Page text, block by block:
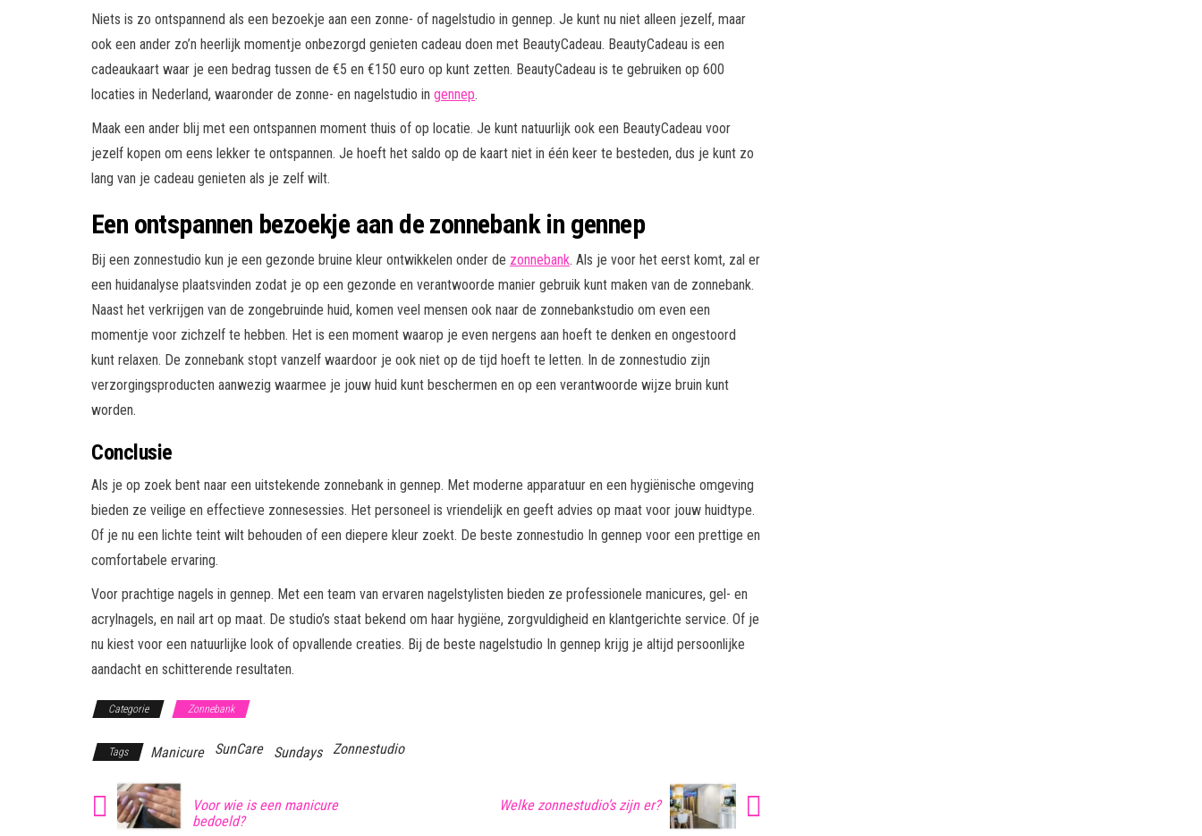
Niets is zo ontspannend als een bezoekje aan een zonne- of nagelstudio in gennep. Je kunt nu niet alleen jezelf, maar
ook een ander zo’n heerlijk momentje onbezorgd genieten cadeau doen met BeautyCadeau. BeautyCadeau is een
cadeaukaart waar je een bedrag tussen de €5 en €150 euro op kunt zetten. BeautyCadeau is te gebruiken op 600
locaties in Nederland, waaronder de zonne- en nagelstudio in gennep.
Maak een ander blij met een ontspannen moment thuis of op locatie. Je kunt natuurlijk ook een BeautyCadeau voor
jezelf kopen om eens lekker te ontspannen. Je hoeft het saldo op de kaart niet in één keer te besteden, dus je kunt zo
lang van je cadeau genieten als je zelf wilt.
Een ontspannen bezoekje aan de zonnebank in gennep
Bij een zonnestudio kun je een gezonde bruine kleur ontwikkelen onder de zonnebank. Als je voor het eerst komt, zal er
een huidanalyse plaatsvinden zodat je op een gezonde en verantwoorde manier gebruik kunt maken van de zonnebank.
Naast het verkrijgen van de zongebruinde huid, komen veel mensen ook naar de zonnebankstudio om even een
momentje voor zichzelf te hebben. Het is een moment waarop je even nergens aan hoeft te denken en ongestoord
kunt relaxen. De zonnebank stopt vanzelf waardoor je ook niet op de tijd hoeft te letten. In de zonnestudio zijn
verzorgingsproducten aanwezig waarmee je jouw huid kunt beschermen en op een verantwoorde wijze bruin kunt
worden.
Conclusie
Als je op zoek bent naar een uitstekende zonnebank in gennep. Met moderne apparatuur en een hygiënische omgeving
bieden ze veilige en effectieve zonnesessies. Het personeel is vriendelijk en geeft advies op maat voor jouw huidtype.
Of je nu een lichte teint wilt behouden of een diepere kleur zoekt. De beste zonnestudio In gennep voor een prettige en
comfortabele ervaring.
Voor prachtige nagels in gennep. Met een team van ervaren nagelstylisten bieden ze professionele manicures, gel- en
acrylnagels, en nail art op maat. De studio’s staat bekend om haar hygiëne, zorgvuldigheid en klantgerichte service. Of je
nu kiest voor een natuurlijke look of opvallende creaties. Bij de beste nagelstudio In gennep krijg je altijd persoonlijke
aandacht en schitterende resultaten.
Categorie Zonnebank
Tags Manicure SunCare Sundays Zonnestudio
Voor wie is een manicure
bedoeld?
Welke zonnestudio’s zijn er?